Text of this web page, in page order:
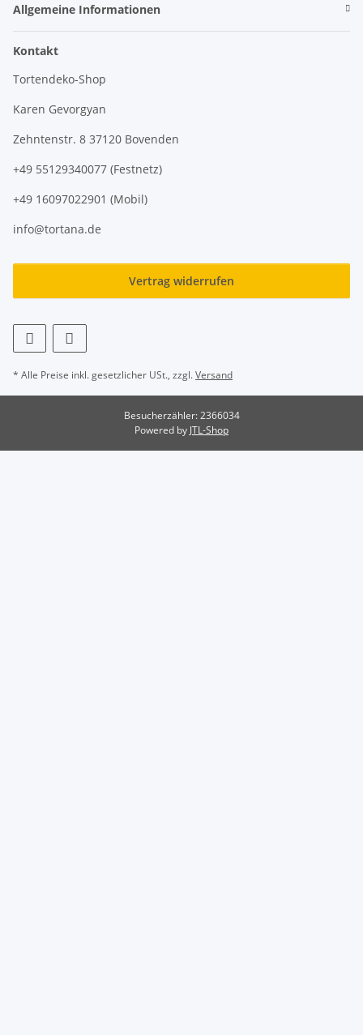
Allgemeine Informationen
Kontakt
Tortendeko-Shop
Karen Gevorgyan
Zehntenstr. 8 37120 Bovenden
+49 55129340077 (Festnetz)
+49 16097022901 (Mobil)
info@tortana.de
Vertrag widerrufen
* Alle Preise inkl. gesetzlicher USt., zzgl.Versand
Besucherzähler: 2366034
Powered by JTL-Shop